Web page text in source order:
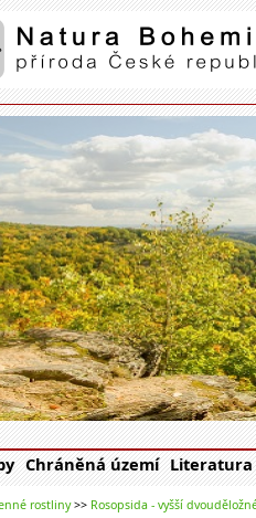
Chráněná území Literatura
rostliny>> Rosopsida - vyšší